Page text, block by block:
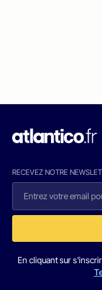
RECEVEZ NOTRE
En cliquant sur